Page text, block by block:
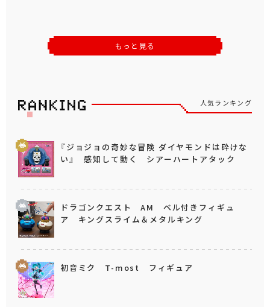
もっと見る
人気ランキング
『ジョジョの奇妙な冒険 ダイヤモンドは砕けな
い』 感知して動く シアーハートアタック
ドラゴンクエスト AM ベル付きフィギュ
ア キングスライム＆メタルキング
初音ミク T-most フィギュア